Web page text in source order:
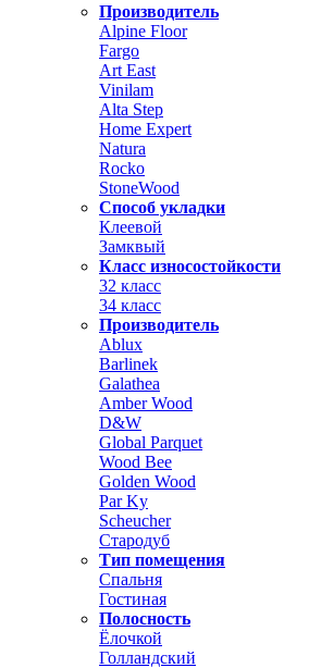
Производитель
Alpine Floor
Fargo
Art East
Vinilam
Alta Step
Home Expert
Natura
Rocko
StoneWood
Способ укладки
Клеевой
Замквый
Класс износостойкости
32 класс
34 класс
Производитель
Ablux
Barlinek
Galathea
Amber Wood
D&W
Global Parquet
Wood Bee
Golden Wood
Par Ky
Scheucher
Стародуб
Тип помещения
Спальня
Гостиная
Полосность
Ёлочкой
Голландский